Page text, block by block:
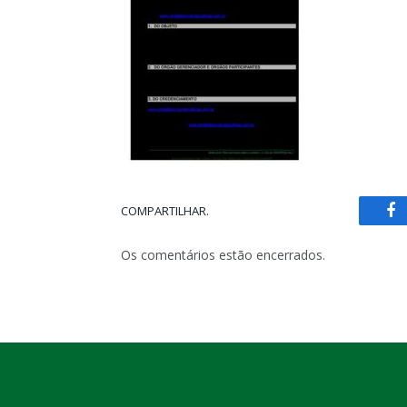
COMPARTILHAR.
Os comentários estão encerrados.